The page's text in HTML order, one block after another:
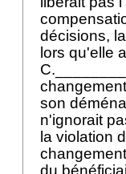
décisions,
lors qu'elle
son
n'ignorait
la violation
du